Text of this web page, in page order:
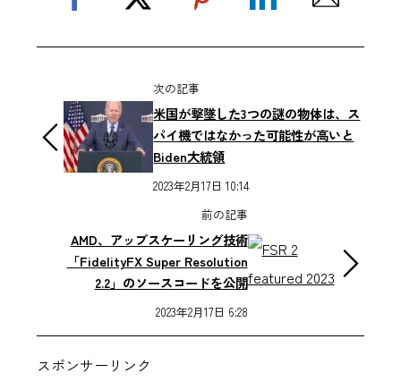
次の記事
米国が撃墜した3つの謎の物体は、ス
パイ機ではなかった可能性が高いと
Biden大統領
2023年2月17日 10:14
前の記事
AMD、アップスケーリング技術
「FidelityFX Super Resolution
2.2」のソースコードを公開
2023年2月17日 6:28
スポンサーリンク